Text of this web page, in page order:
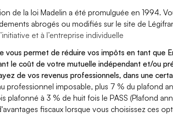
de la loi Madelin a été promulguée en 1994.
abrogés ou modifiés sur le site de
et à l’entreprise individuelle
vous permet de réduire vos impôts en tant que
le coût de votre mutuelle indépendant et/ou
de vos revenus professionnels, dans une
professionnel imposable, plus 7 % du plafond
plafonné à 3 % de huit fois le PASS (Plafond
fiscaux lorsque vous choisissez ces